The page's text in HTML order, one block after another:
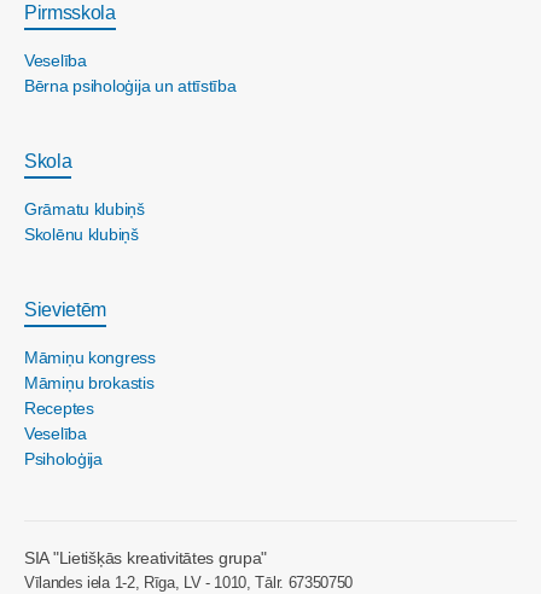
Pirmsskola
Veselība
Bērna psiholoģija un attīstība
Skola
Grāmatu klubiņš
Skolēnu klubiņš
Sievietēm
Māmiņu kongress
Māmiņu brokastis
Receptes
Veselība
Psiholoģija
SIA "Lietišķās kreativitātes grupa"
Vīlandes iela 1-2, Rīga, LV - 1010, Tālr. 67350750